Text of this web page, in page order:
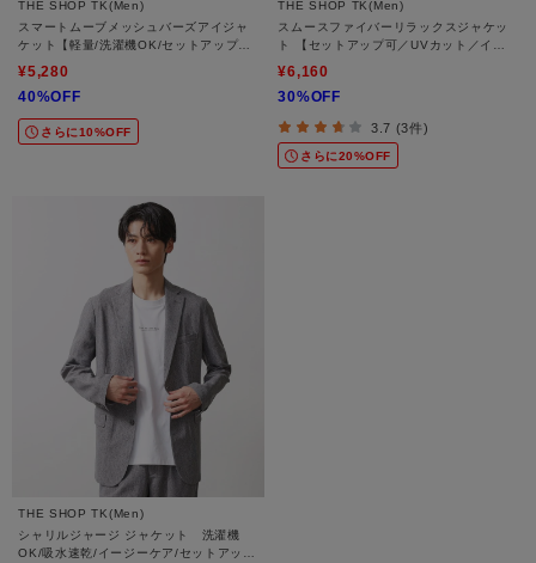
THE SHOP TK(Men)
スマートムーブメッシュバーズアイジャ
ケット【軽量/洗濯機OK/セットアップ
¥5,280
40%OFF
さらに10%OFF
THE SHOP TK(Men)
スムースファイバーリラックスジャケッ
ト 【セットアップ可／UVカット／イー
¥6,160
30%OFF
3.7 (3件)
さらに20%OFF
THE SHOP TK(Men)
シャリルジャージ ジャケット 洗濯機
OK/吸水速乾/イージーケア/セットアップ